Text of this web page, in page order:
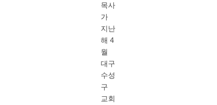
목사
가
지난
해 4
월
대구
수성
구
교회